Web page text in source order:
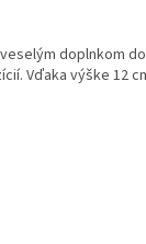
doplnkom
Vďaka výške 12